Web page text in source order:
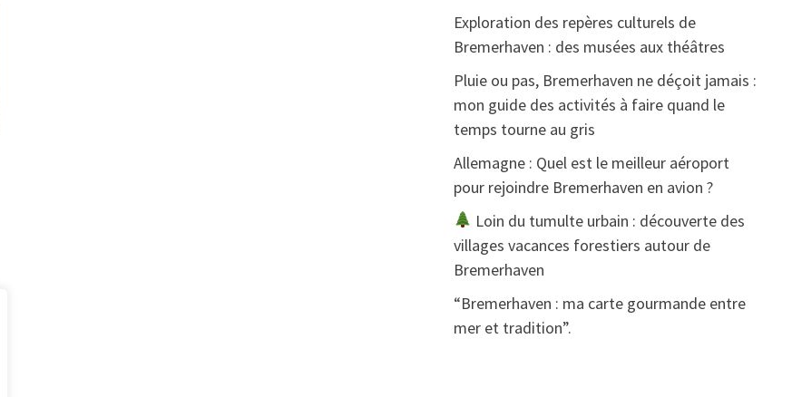
Exploration des repères culturels de
Bremerhaven : des musées aux théâtres
Pluie ou pas, Bremerhaven ne déçoit jamais :
mon guide des activités à faire quand le
temps tourne au gris
Allemagne : Quel est le meilleur aéroport
pour rejoindre Bremerhaven en avion ?
Loin du tumulte urbain : découverte des
villages vacances forestiers autour de
Bremerhaven
“Bremerhaven : ma carte gourmande entre
mer et tradition”.